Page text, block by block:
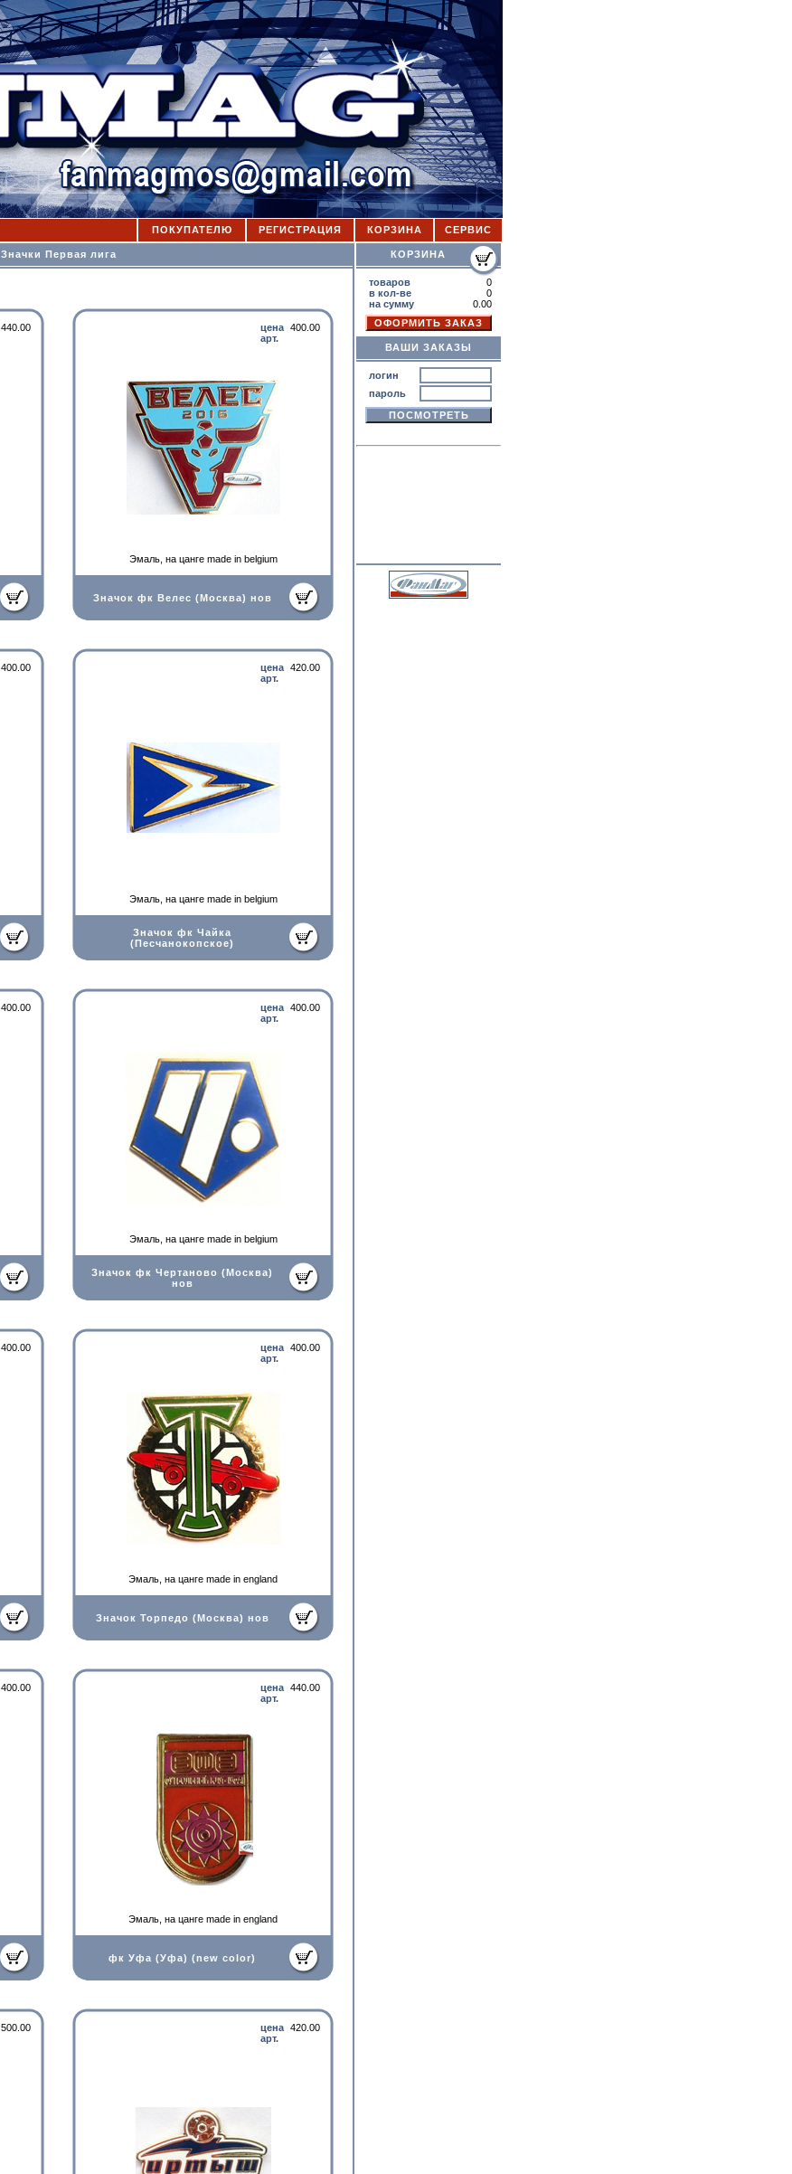
ПОКУПАТЕЛЮ РЕГИСТРАЦИЯ КОРЗИНА СЕРВИС
Значки Первая лига
440.00
цена 400.00
арт.
Эмаль, на цанге made in belgium
Значок фк Велес (Москва) нов
400.00
цена 420.00
арт.
Эмаль, на цанге made in belgium
Значок фк Чайка
(Песчанокопское)
400.00
цена 400.00
арт.
Эмаль, на цанге made in belgium
Значок фк Чертаново (Москва)
нов
400.00
цена 400.00
арт.
Эмаль, на цанге made in england
Значок Торпедо (Москва) нов
400.00
цена 440.00
арт.
Эмаль, на цанге made in england
фк Уфа (Уфа) (new color)
500.00
цена 420.00
арт.
КОРЗИНА
товаров
0
в кол-ве
0
на сумму
0.00
ВАШИ ЗАКАЗЫ
логин
пароль